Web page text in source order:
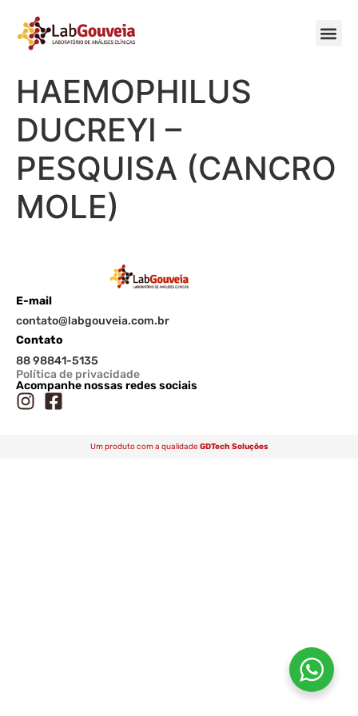
HAEMOPHILUS
DUCREYI –
PESQUISA (CANCRO
MOLE)
E-mail
contato@labgouveia.com.br
Contato
88 98841-5135
Política de privacidade
Acompanhe nossas redes sociais
Um produto com a qualidade GDTech Soluções